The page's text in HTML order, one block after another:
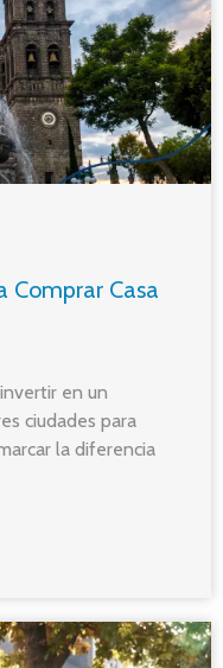
Comprar Casa
en un
ciudades para
la diferencia